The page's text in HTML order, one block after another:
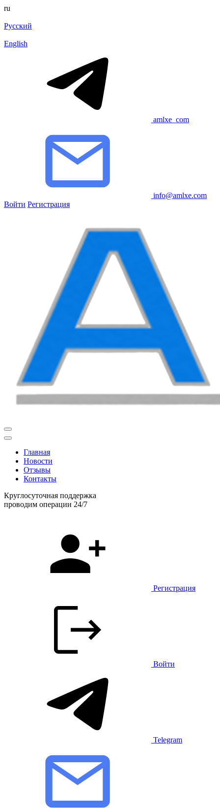
ru
Русский
English
amlxe_com
info@amlxe.com
Войти Регистрация
Главная
Новости
Отзывы
Контакты
Круглосуточная поддержка
проводим операции 24/7
Регистрация
Войти
Telegram